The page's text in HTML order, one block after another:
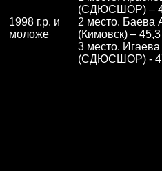
1998 г.р. и
моложе
(СДЮСШОР) –
2 место. Баева
(Кимовск) – 45,3
3 место.
(СДЮСШОР) -